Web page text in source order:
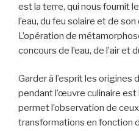
est la terre, qui nous fournit
l’eau, du feu solaire et de
L’opération de
concours de l’eau, de l’air et
Garder à l’esprit les origines
pendant l’œuvre culinaire
permet l’observation de
transformations en fonction